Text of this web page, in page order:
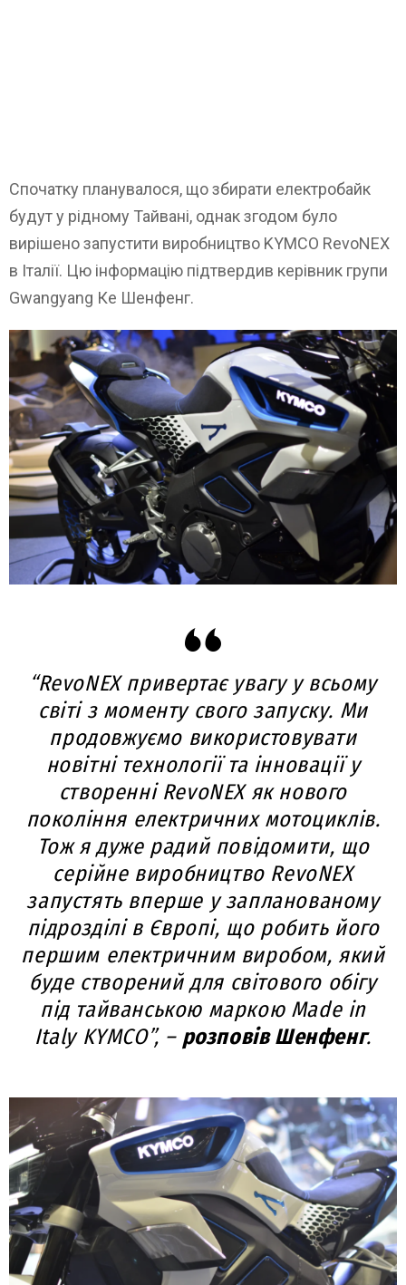
Спочатку планувалося, що збирати електробайк
будут у рідному Тайвані, однак згодом було
вирішено запустити виробництво KYMCO RevoNEX
в Італії. Цю інформацію підтвердив керівник групи
Gwangyang Ке Шенфенг.
“RevoNEX привертає увагу у всьому
світі з моменту свого запуску. Ми
продовжуємо використовувати
новітні технології та інновації у
створенні RevoNEX як нового
покоління електричних мотоциклів.
Тож я дуже радий повідомити, що
серійне виробництво RevoNEX
запустять вперше у запланованому
підрозділі в Європі, що робить його
першим електричним виробом, який
буде створений для світового обігу
під тайванською маркою Made in
Italy KYMCO”, – розповів Шенфенг.